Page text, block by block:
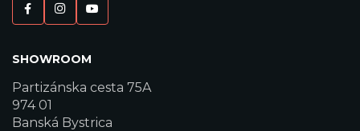
SHOWROOM
Partizánska cesta 75A
974 01
Banská Bystrica